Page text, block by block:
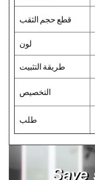
قطع حجم الثقب
لون
طريقة التثبيت
التخصيص
طلب